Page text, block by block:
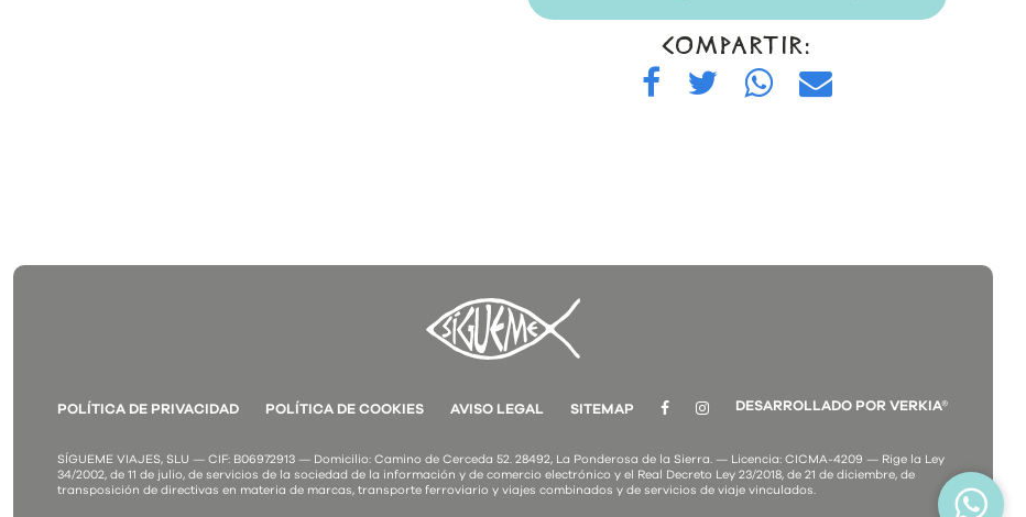
COMPARTIR:
POLÍTICA DE PRIVACIDAD POLÍTICA DE COOKIES AVISO LEGAL SITEMAP DESARROLLADO POR VERKIA®
SÍGUEME VIAJES, SLU — CIF: B06972913 — Domicilio: Camino de Cerceda 52. 28492, La Ponderosa de la Sierra. — Licencia: CICMA-4209 — Rige la Ley
34/2002, de 11 de julio, de servicios de la sociedad de la información y de comercio electrónico y el Real Decreto Ley 23/2018, de 21 de diciembre, de
transposición de directivas en materia de marcas, transporte ferroviario y viajes combinados y de servicios de viaje vinculados.